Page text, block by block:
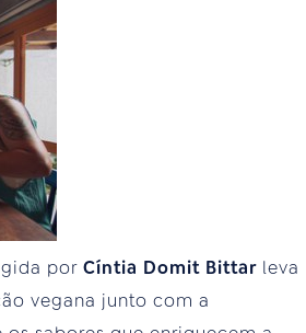
por Cíntia Domit Bittar leva
vegana junto com a